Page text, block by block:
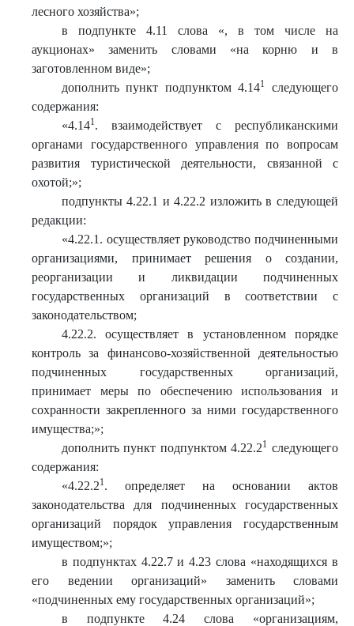
лесного хозяйства»;
в подпункте 4.11 слова «, в том числе на
аукционах» заменить словами «на корню и в
заготовленном виде»;
дополнить пункт подпунктом 4.141
следующего
содержания:
«4.141. взаимодействует с республиканскими
органами государственного управления по вопросам
развития туристической деятельности, связанной с
охотой;»;
подпункты 4.22.1 и 4.22.2 изложить в следующей
редакции:
«4.22.1. осуществляет руководство подчиненными
организациями, принимает решения о создании,
реорганизации и ликвидации подчиненных
государственных организаций в соответствии с
законодательством;
4.22.2. осуществляет в установленном порядке
контроль за финансово-хозяйственной деятельностью
подчиненных государственных организаций,
принимает меры по обеспечению использования и
сохранности закрепленного за ними государственного
имущества;»;
дополнить пункт подпунктом 4.22.21 следующего
содержания:
«4.22.21. определяет на основании актов
законодательства для подчиненных государственных
организаций порядок управления государственным
имуществом;»;
в подпунктах 4.22.7 и 4.23 слова «находящихся в
его ведении организаций» заменить словами
«подчиненных ему государственных организаций»;
в подпункте 4.24 слова «организациям,